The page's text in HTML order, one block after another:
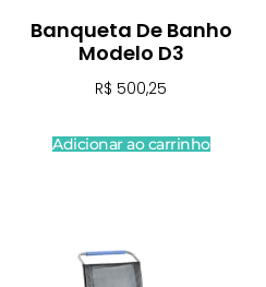
Banqueta De Banho
Modelo D3
R$ 500,25
Adicionar ao carrinho